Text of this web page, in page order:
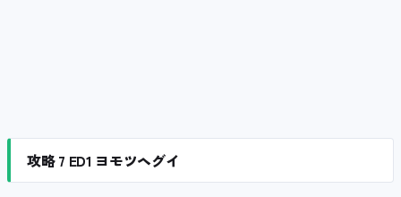
攻略 7 ED1 ヨモツヘグイ